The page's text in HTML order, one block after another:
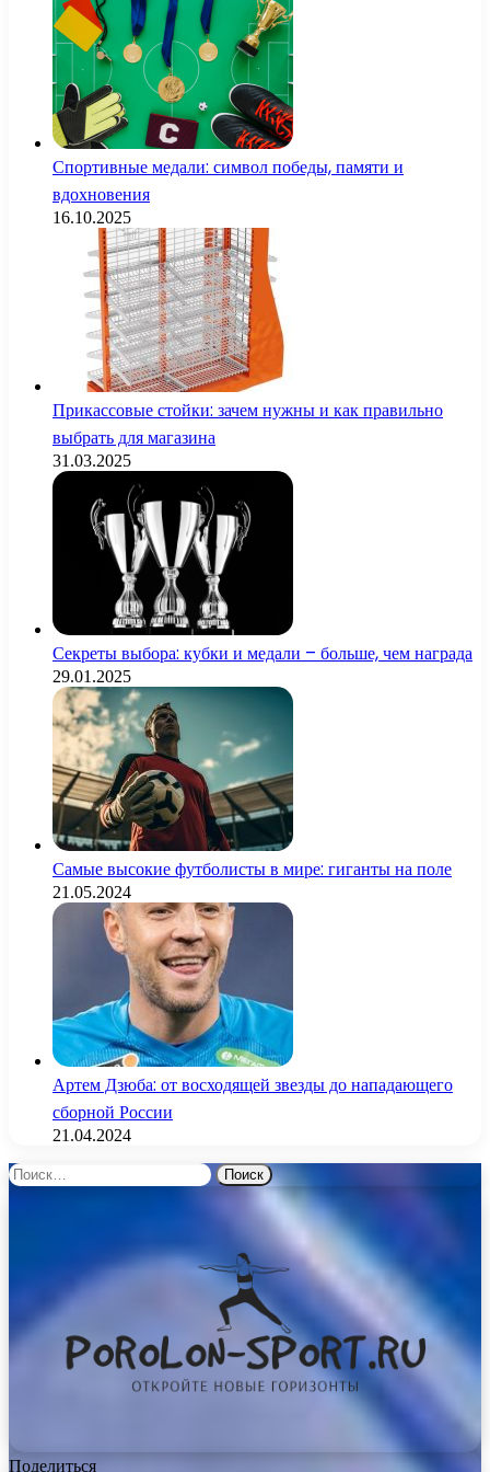
Спортивные медали: символ победы, памяти и
вдохновения
16.10.2025
Прикассовые стойки: зачем нужны и как правильно
выбрать для магазина
31.03.2025
Секреты выбора: кубки и медали – больше, чем награда
29.01.2025
Самые высокие футболисты в мире: гиганты на поле
21.05.2024
Артем Дзюба: от восходящей звезды до нападающего
сборной России
21.04.2024
Найти:
Поделиться